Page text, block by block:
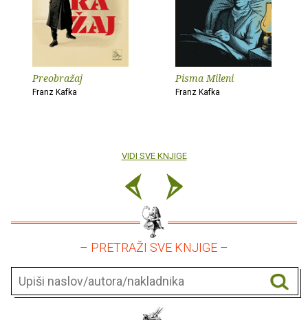
Preobražaj
Franz Kafka
Pisma Mileni
Franz Kafka
VIDI SVE KNJIGE
– PRETRAŽI SVE KNJIGE –